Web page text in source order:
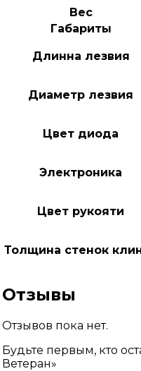
Вес
Габариты
Длинна лезвия
Диаметр лезвия
Цвет диода
Электроника
Цвет рукояти
Толщина стенок
Отзывы
Отзывов пока нет.
Будьте первым, кто
Ветеран»